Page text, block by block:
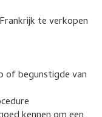
te verkopen
of begunstigde van